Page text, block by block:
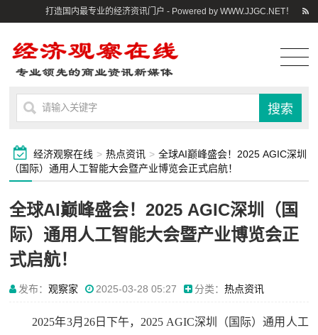
打造国内最专业的经济资讯门户 - Powered by WWW.JJGC.NET！
经济观察在线 > 热点资讯 > 全球AI巅峰盛会！2025 AGIC深圳
（国际）通用人工智能大会暨产业博览会正式启航！
全球AI巅峰盛会！2025 AGIC深圳（国
际）通用人工智能大会暨产业博览会正
式启航！
发布：观察家 2025-03-28 05:27 分类：热点资讯
2025年3月26日下午，2025 AGIC深圳（国际）通用人工